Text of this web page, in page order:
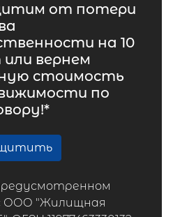
от потери
на 10
вернем
стоимость
по
ООО "Жилищная